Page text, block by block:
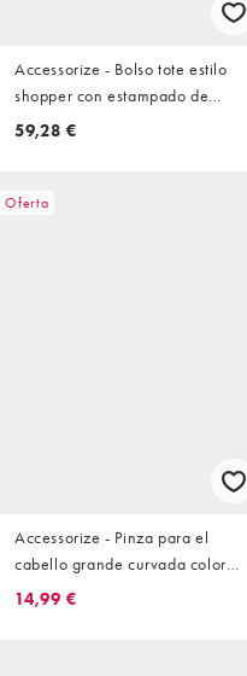
Accessorize - Bolso tote estilo
shopper con estampado de
leopardo de lona
59,28 €
Oferta
Accessorize - Pinza para el
cabello grande curvada color
carey claro
14,99 €